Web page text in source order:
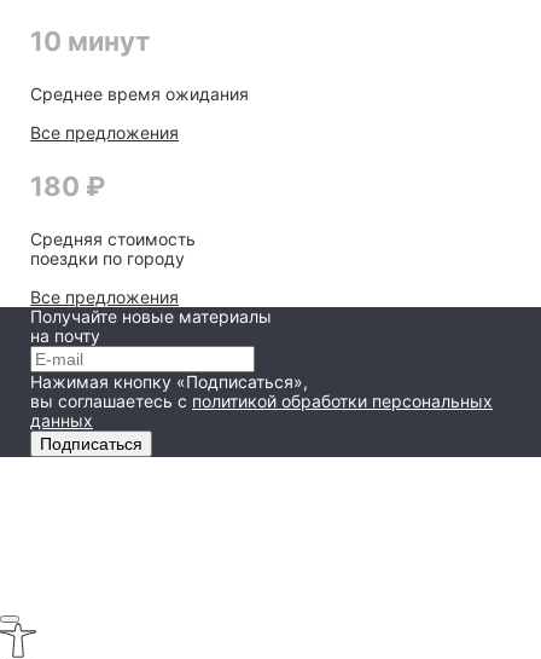
10 минут
Среднее время ожидания
Все предложения
180 ₽
Средняя стоимость
поездки по городу
Все предложения
Получайте новые материалы
на почту
Нажимая кнопку «Подписаться»,
вы соглашаетесь с политикой обработки персональных
данных
Подписаться